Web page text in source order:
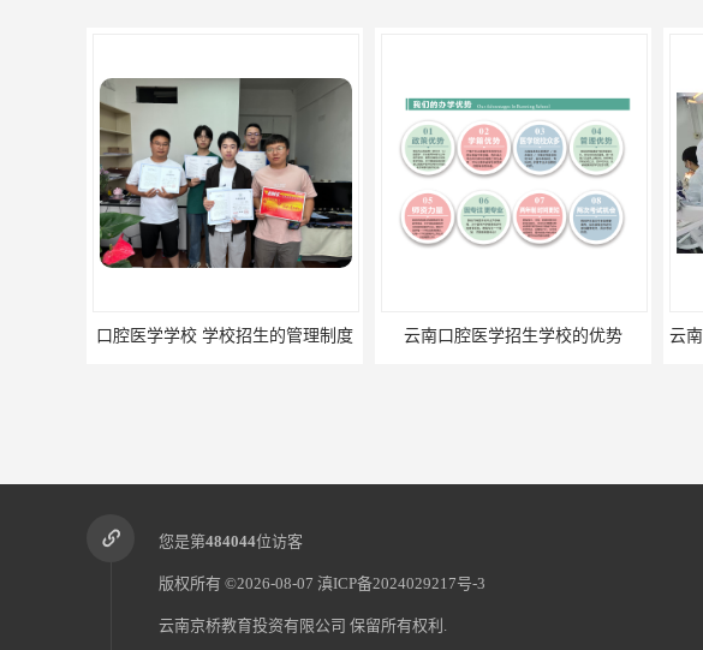
的管理制度 云南口腔医学招生学校的优势 云南口腔医学升学 -想读医学专业的你是否有太多的困惑?
您是第484044位访客
版权所有 ©2026-08-07 滇ICP备2024029217号-3
云南京桥教育投资有限公司 保留所有权利.